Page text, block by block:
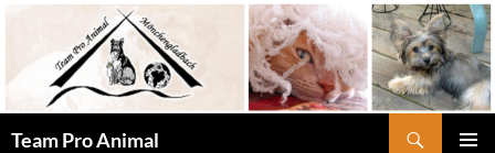
springen
Team Pro Animal